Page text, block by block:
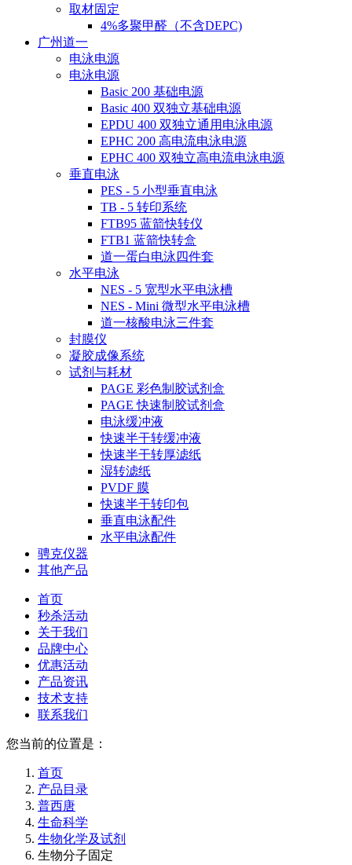
取材固定
4%多聚甲醛（不含DEPC)
广州道一
电泳电源
电泳电源
Basic 200 基础电源
Basic 400 双独立基础电源
EPDU 400 双独立通用电泳电源
EPHC 200 高电流电泳电源
EPHC 400 双独立高电流电泳电源
垂直电泳
PES - 5 小型垂直电泳
TB - 5 转印系统
FTB95 蓝箭快转仪
FTB1 蓝箭快转盒
道一蛋白电泳四件套
水平电泳
NES - 5 宽型水平电泳槽
NES - Mini 微型水平电泳槽
道一核酸电泳三件套
封膜仪
凝胶成像系统
试剂与耗材
PAGE 彩色制胶试剂盒
PAGE 快速制胶试剂盒
电泳缓冲液
快速半干转缓冲液
快速半干转厚滤纸
湿转滤纸
PVDF 膜
快速半干转印包
垂直电泳配件
水平电泳配件
骋克仪器
其他产品
首页
秒杀活动
关于我们
品牌中心
优惠活动
产品资讯
技术支持
联系我们
您当前的位置是：
首页
产品目录
普西唐
生命科学
生物化学及试剂
生物分子固定